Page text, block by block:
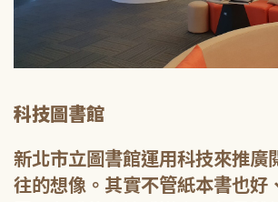
科技圖書館
新北市立圖書館運用科技來推廣
往的想像。其實不管紙本書也好